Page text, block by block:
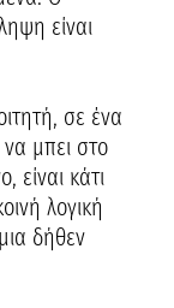
είναι
σε ένα
μπει στο
είναι κάτι
λογική
δήθεν